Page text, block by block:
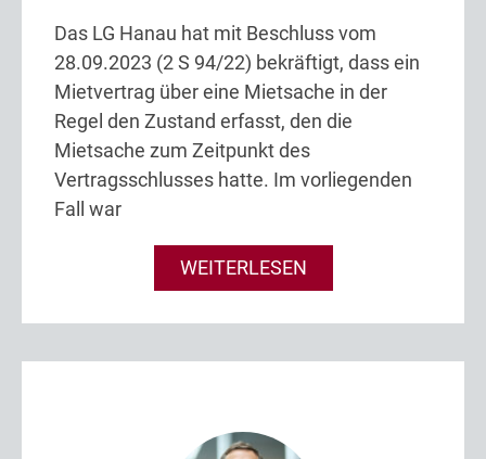
Das LG Hanau hat mit Beschluss vom
28.09.2023 (2 S 94/22) bekräftigt, dass ein
Mietvertrag über eine Mietsache in der
Regel den Zustand erfasst, den die
Mietsache zum Zeitpunkt des
Vertragsschlusses hatte. Im vorliegenden
Fall war
WEITERLESEN